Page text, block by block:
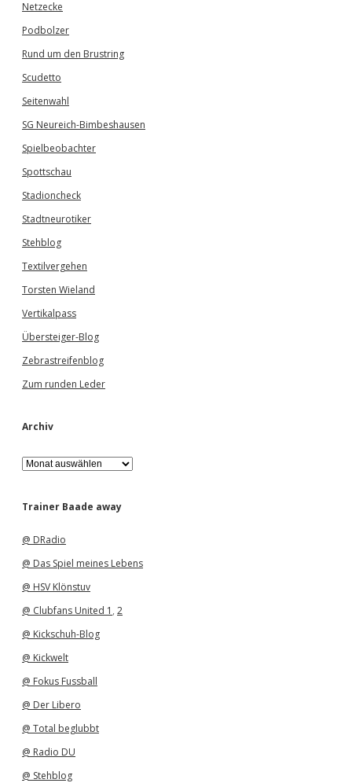
Netzecke
Podbolzer
Rund um den Brustring
Scudetto
Seitenwahl
SG Neureich-Bimbeshausen
Spielbeobachter
Spottschau
Stadioncheck
Stadtneurotiker
Stehblog
Textilvergehen
Torsten Wieland
Vertikalpass
Übersteiger-Blog
Zebrastreifenblog
Zum runden Leder
Archiv
A
r
h
Trainer Baade away
@ DRadio
@ Das Spiel meines Lebens
@ HSV Klönstuv
@ Clubfans United 1 , 2
@ Kickschuh-Blog
@ Kickwelt
@ Fokus Fussball
@ Der Libero
@ Total beglubbt
@ Radio DU
@ Stehblog